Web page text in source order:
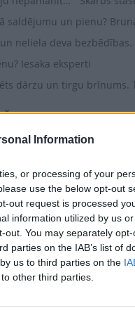
Information
or processing of your
use the below opt-out
out request is processed
information utilized by us
You may separately
parties on the IAB’s list of
us to third parties on the
other third parties.
saldējumu un pienu?
neliela deva
Iesaka eksperti
dārzu un tirgu brīnums.
Šī e-izdevuma
izdevums